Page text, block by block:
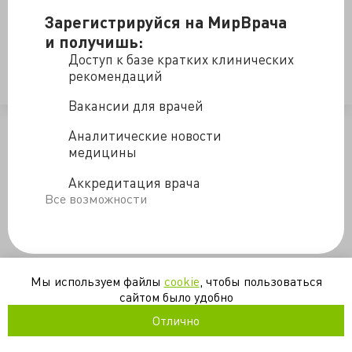
Зарегистрируйся на МирВрача
и получишь:
Доступ к базе кратких клинических
рекомендаций
Вакансии для врачей
Аналитические новости
медицины
Аккредитация врача
Все возможности
https://valkiriarf.livejournal.com/2011796.html
клиническая практика неврология
Мы используем файлы cookie , чтобы пользоваться
сайтом было удобно
Отлично